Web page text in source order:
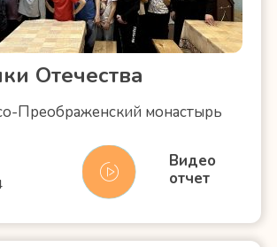
Отечества
Преображенский монастырь
Видео
отчет